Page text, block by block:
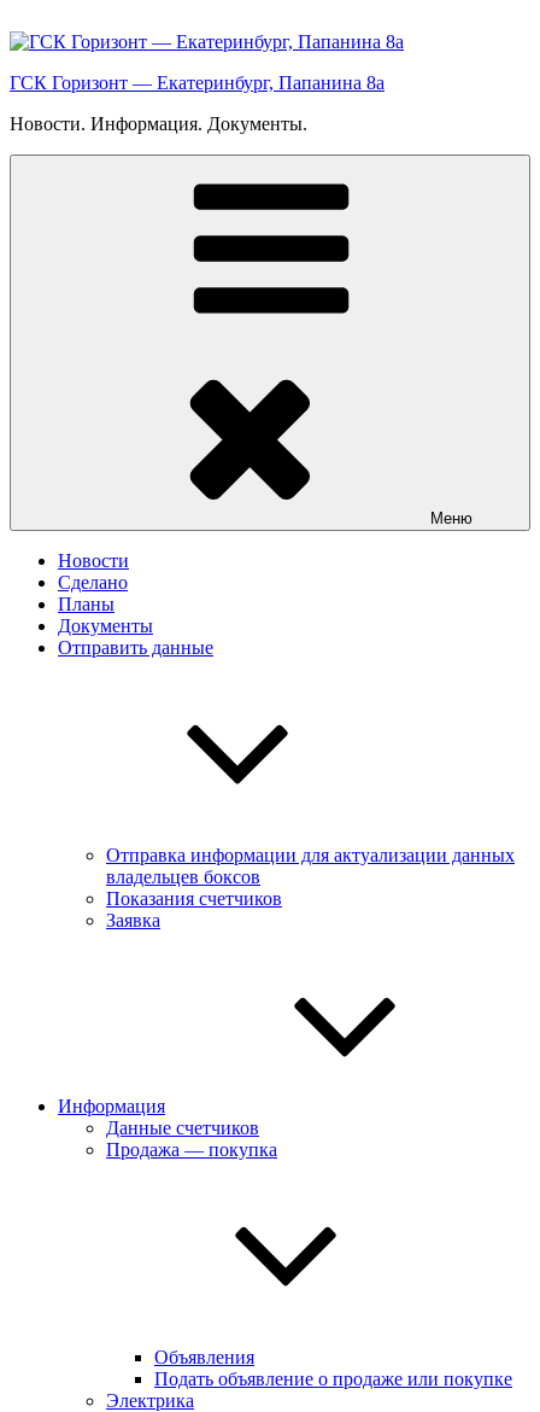
к
ГСК Горизонт — Екатеринбург, Папанина 8а
Новости. Информация. Документы.
Меню
Новости
Сделано
Планы
Документы
Отправить данные
Отправка информации для актуализации данных
владельцев боксов
Показания счетчиков
Заявка
Информация
Данные счетчиков
Продажа — покупка
Объявления
Подать объявление о продаже или покупке
Электрика